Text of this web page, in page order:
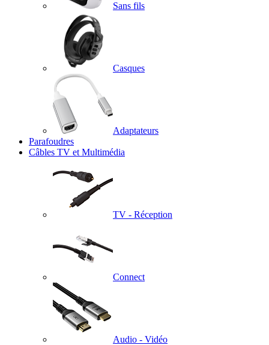
Sans fils
Casques
Adaptateurs
Parafoudres
Câbles TV et Multimédia
TV - Réception
Connect
Audio - Vidéo